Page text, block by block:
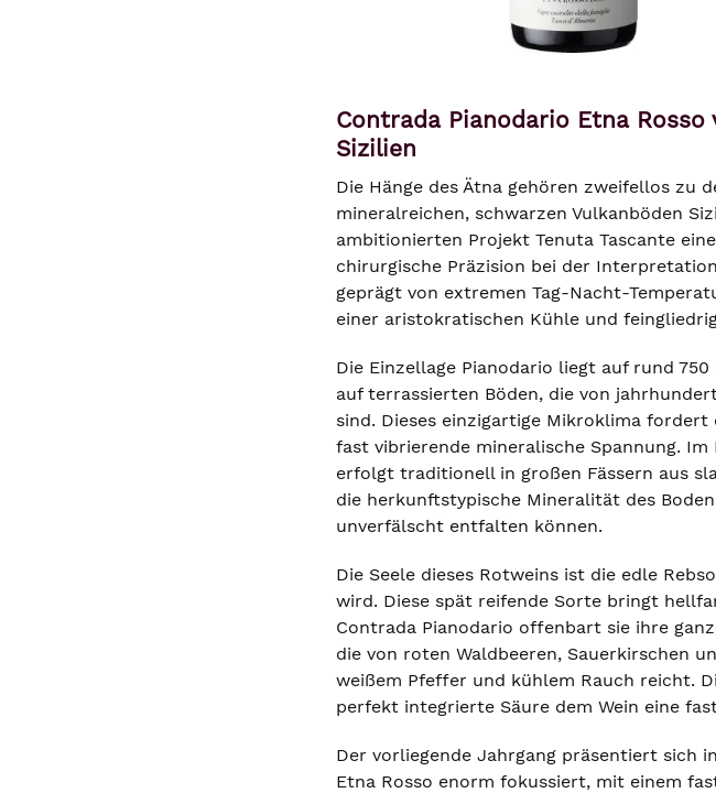
Contrada Pianodario Etna
Sizilien
Die Hänge des Ätna gehören zweifellos zu
mineralreichen, schwarzen Vulkanböden
ambitionierten Projekt Tenuta Tascante
chirurgische Präzision bei der
geprägt von extremen Tag-Nacht-
einer aristokratischen Kühle und
Die Einzellage Pianodario liegt auf rund
auf terrassierten Böden, die von
sind. Dieses einzigartige Mikroklima fordert
fast vibrierende mineralische Spannung.
erfolgt traditionell in großen Fässern aus
die herkunftstypische Mineralität des
unverfälscht entfalten können.
Die Seele dieses Rotweins ist die edle
wird. Diese spät reifende Sorte bringt
Contrada Pianodario offenbart sie ihre
die von roten Waldbeeren, Sauerkirschen
weißem Pfeffer und kühlem Rauch reicht.
perfekt integrierte Säure dem Wein eine
Der vorliegende Jahrgang präsentiert sich
Etna Rosso enorm fokussiert, mit einem